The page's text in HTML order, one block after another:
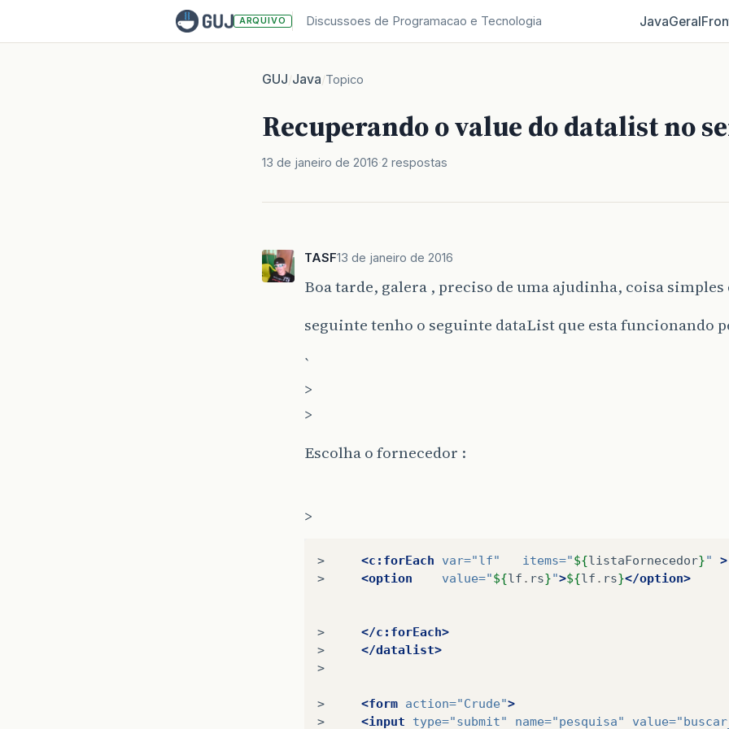
ARQUIVO Discussoes de Programacao e Tecnologia JavaGeral
GUJ/Java/Topico
Recuperando o value do datalist no
13 de janeiro de 2016 2 respostas
TASF13 de janeiro de 2016
Boa tarde, galera , preciso de uma ajudinha, coisa
seguinte tenho o seguinte dataList que esta funcionando
`
>
>
Escolha o fornecedor :
>
> <c:forEach var="lf" items="${listaFornecedor}"
>
>
<option value="${lf . rs}">${lf . rs}</option>
>
</c:forEach>
>
</datalist>
>
> <form action="Crude">
>
<input type="submit" name="pesquisa" value=